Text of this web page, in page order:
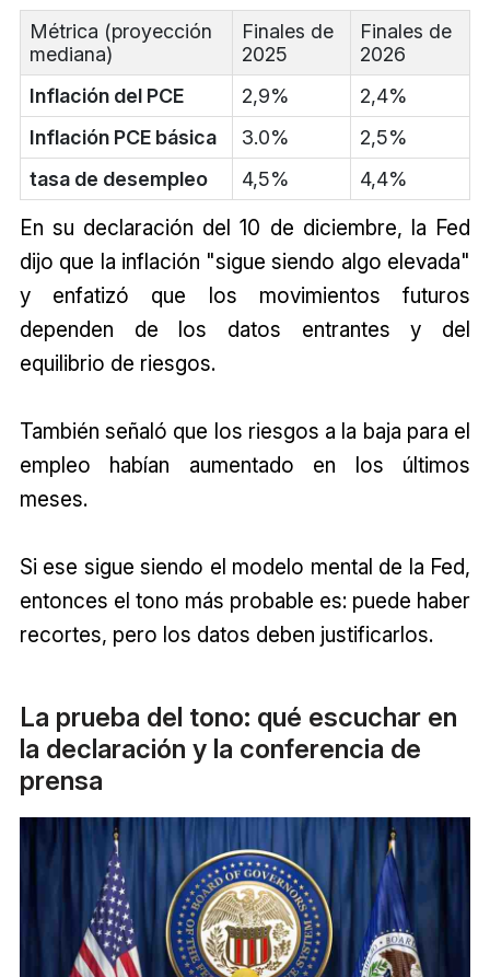
Métrica (proyección
mediana)
Finales de
2025
Finales de
2026
Inflación del PCE
2,9%
2,4%
Inflación PCE básica
3.0%
2,5%
tasa de desempleo
4,5% 4,4%
En su declaración del 10 de diciembre, la Fed
dijo que la inflación "sigue siendo algo elevada"
y enfatizó que los movimientos futuros
dependen de los datos entrantes y del
equilibrio de riesgos.
También señaló que los riesgos a la baja para el
empleo habían aumentado en los últimos
meses.
Si ese sigue siendo el modelo mental de la Fed,
entonces el tono más probable es: puede haber
recortes, pero los datos deben justificarlos.
La prueba del tono: qué escuchar en
la declaración y la conferencia de
prensa